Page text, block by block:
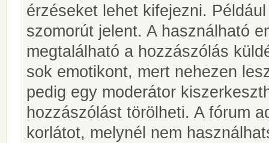
érzéseket lehet kifejezni.
szomorút jelent. A használható
megtalálható a hozzászólás
sok emotikont, mert nehezen
pedig egy moderátor
hozzászólást törölheti. A fórum
korlátot, melynél nem